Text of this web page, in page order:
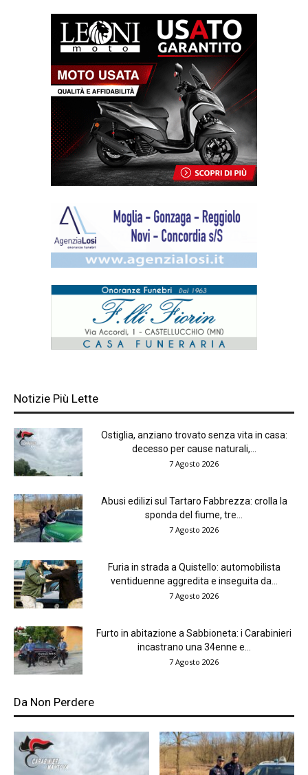
Notizie Più Lette
Ostiglia, anziano trovato senza vita in casa:
decesso per cause naturali,...
7 Agosto 2026
Abusi edilizi sul Tartaro Fabbrezza: crolla la
sponda del fiume, tre...
7 Agosto 2026
Furia in strada a Quistello: automobilista
ventiduenne aggredita e inseguita da...
7 Agosto 2026
Furto in abitazione a Sabbioneta: i Carabinieri
incastrano una 34enne e...
7 Agosto 2026
Da Non Perdere